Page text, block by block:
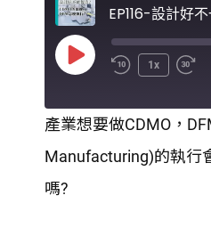
Play
1x
RSS FEED
SHARE
LINK
產業想要做CDMO，
Manufacturing)的執行
嗎?